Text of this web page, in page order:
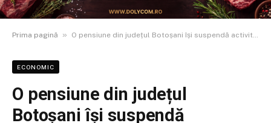
Prima pagină » O pensiune din județul Botoșani își suspendă activitatea din cauza lipsei apei. Proprietarii s-au săturat să facă fântâni care seacă, iar rețeaua de apă este un vis
ECONOMIC
O pensiune din județul
Botoșani își suspendă